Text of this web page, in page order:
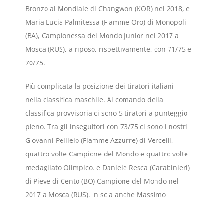
Bronzo al Mondiale di Changwon (KOR) nel 2018, e
Maria Lucia Palmitessa (Fiamme Oro) di Monopoli
(BA), Campionessa del Mondo Junior nel 2017 a
Mosca (RUS), a riposo, rispettivamente, con 71/75 e
70/75.
Più complicata la posizione dei tiratori italiani
nella classifica maschile. Al comando della
classifica provvisoria ci sono 5 tiratori a punteggio
pieno. Tra gli inseguitori con 73/75 ci sono i nostri
Giovanni Pellielo (Fiamme Azzurre) di Vercelli,
quattro volte Campione del Mondo e quattro volte
medagliato Olimpico, e Daniele Resca (Carabinieri)
di Pieve di Cento (BO) Campione del Mondo nel
2017 a Mosca (RUS). In scia anche Massimo